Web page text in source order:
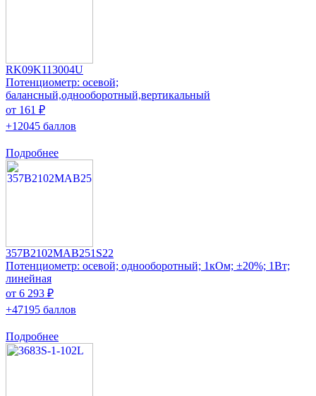
RK09K113004U
Потенциометр: осевой;
балансный,однооборотный,вертикальный
от 161 ₽
+12045 баллов
Подробнее
357B2102MAB251S22
Потенциометр: осевой; однооборотный; 1кОм; ±20%; 1Вт;
линейная
от 6 293 ₽
+47195 баллов
Подробнее